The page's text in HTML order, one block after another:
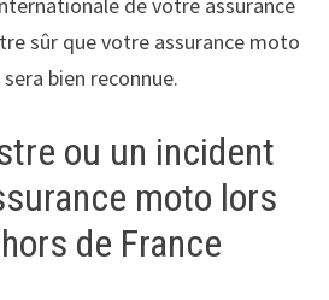
de votre assurance
sûr que votre assurance moto
bien reconnue.
ou un incident
moto lors
de France